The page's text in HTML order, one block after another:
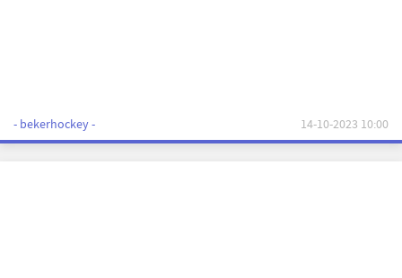
- bekerhockey - 14-10-2023 10:00